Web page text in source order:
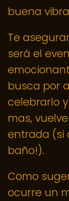
buena
Te
será el
busca por
celebrarlo
mas,
entrada (si
baño!).
Como
ocurre un